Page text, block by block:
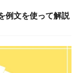
例文を使って解説